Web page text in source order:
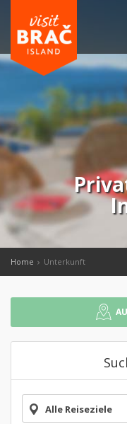
Home Unterkunft
Alle Reiseziele